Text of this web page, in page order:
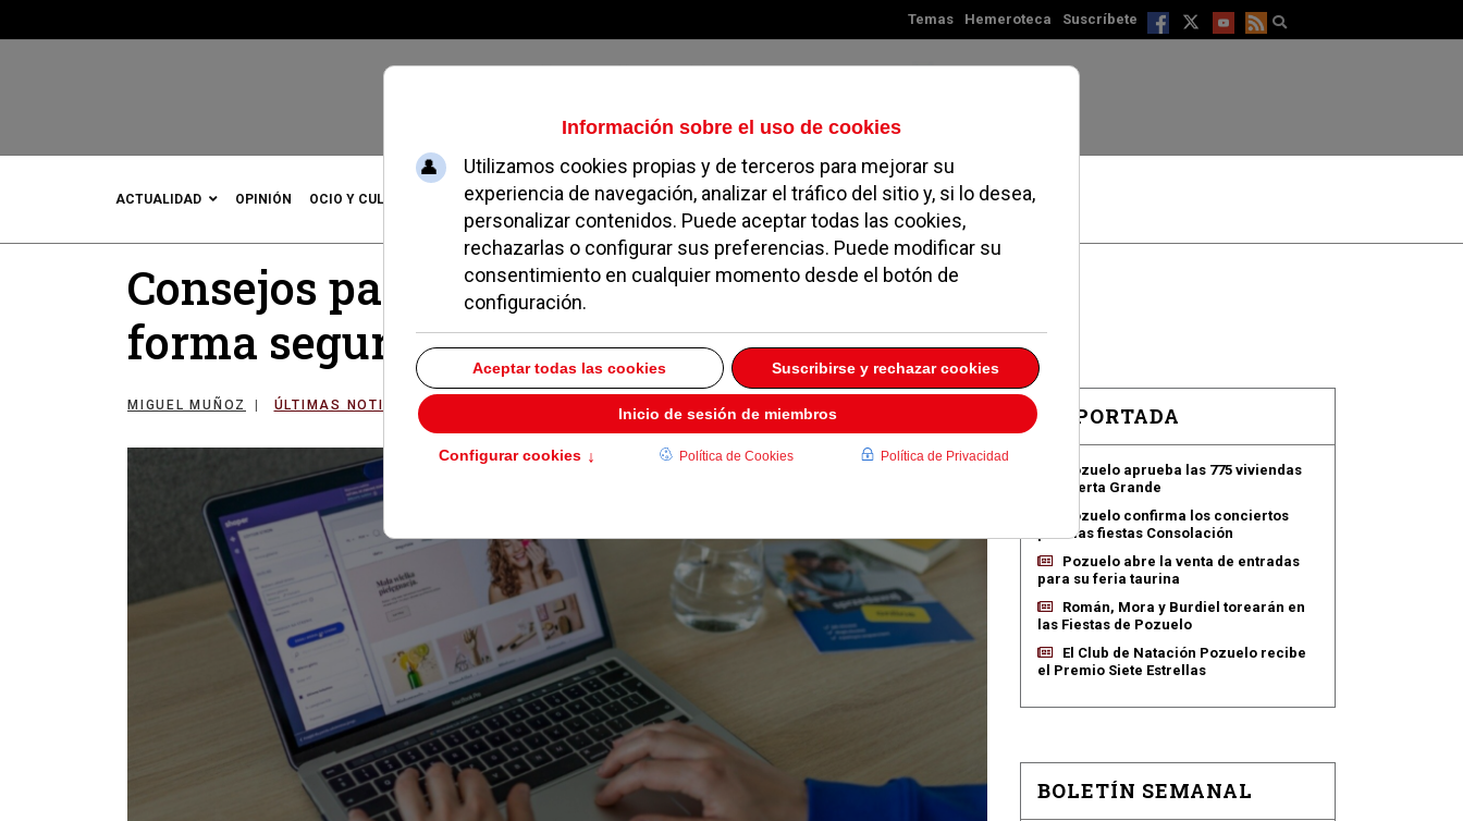
Temas Hemeroteca Suscríbete
Sábado, 08 de agosto de 2026
ACTUALIDAD OPINIÓN OCIO Y CULTURA DEPORTES MADRID NOROESTE SOCIEDAD MAGAZINE SERVICIOS
Consejos para comprar por internet de
forma segura
MIGUEL MUÑOZ ÚLTIMAS NOTICIAS EN PORTADA
Pozuelo aprueba las 775 viviendas
de Huerta Grande
Pozuelo confirma los conciertos
para las fiestas Consolación
Pozuelo abre la venta de entradas
para su feria taurina
Román, Mora y Burdiel torearán en
las Fiestas de Pozuelo
El Club de Natación Pozuelo recibe
el Premio Siete Estrellas
BOLETÍN SEMANAL